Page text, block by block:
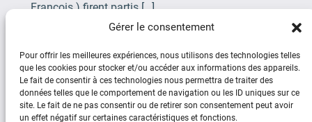
Gérer le consentement
Pour offrir les meilleures expériences, nous utilisons des technologies telles
que les cookies pour stocker et/ou accéder aux informations des appareils.
Le fait de consentir à ces technologies nous permettra de traiter des
données telles que le comportement de navigation ou les ID uniques sur ce
site. Le fait de ne pas consentir ou de retirer son consentement peut avoir
un effet négatif sur certaines caractéristiques et fonctions.
François ) firent partis […]
Page suivante →